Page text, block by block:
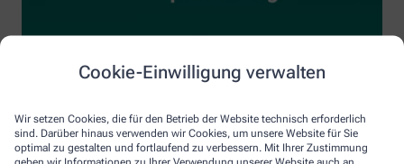
Cookie-Einwilligung verwalten
Wir setzen Cookies, die für den Betrieb der Website technisch erforderlich
sind. Darüber hinaus verwenden wir Cookies, um unsere Website für Sie
optimal zu gestalten und fortlaufend zu verbessern. Mit Ihrer Zustimmung